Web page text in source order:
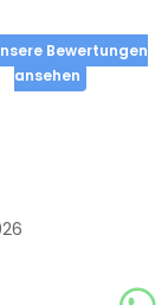
Bewertungen
ansehen